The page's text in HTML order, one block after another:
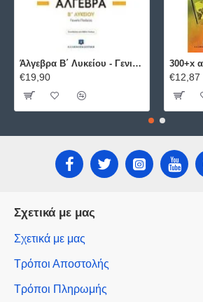
Άλγεβρα B΄ Λυκείου - Γενικής Παιδείας ΕΛΛΗΝΟΕΚΔΟΤΙΚΗ
€19,90 €12,87
Σχετικά με μας
Σχετικά με μας
Τρόποι Αποστολής
Τρόποι Πληρωμής